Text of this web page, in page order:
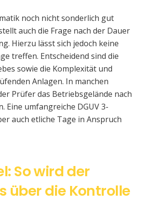
noch nicht sonderlich gut
auch die Frage nach der Dauer
Hierzu lässt sich jedoch keine
treffen. Entscheidend sind die
sowie die Komplexität und
Anlagen. In manchen
Prüfer das Betriebsgelände nach
Eine umfangreiche DGUV 3-
auch etliche Tage in Anspruch
So wird der
über die Kontrolle